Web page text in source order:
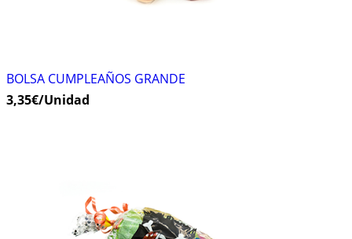
BOLSA CUMPLEAÑOS GRANDE
3,35€/Unidad